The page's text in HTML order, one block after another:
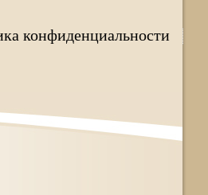
конфиденциальности